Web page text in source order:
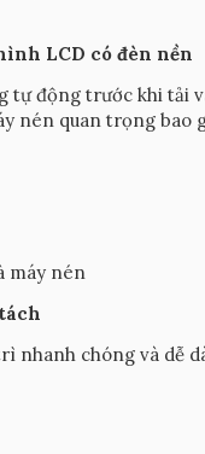
LCD có đèn nền
tự động trước khi tải
nén quan trọng bao
máy nén
nhanh chóng và dễ